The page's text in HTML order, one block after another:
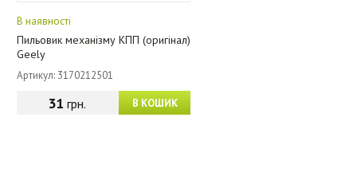
В наявності
Пильовик механізму КПП (оригінал)
Geely
Артикул: 3170212501
В КОШИК
31 грн.